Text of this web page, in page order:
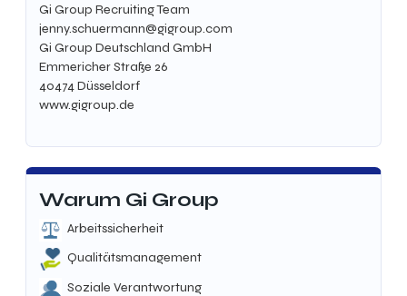
Gi Group Recruiting Team
jenny.schuermann@gigroup.com
Gi Group Deutschland GmbH
Emmericher Straße 26
40474 Düsseldorf
www.gigroup.de
Warum Gi Group
Arbeitssicherheit
Qualitätsmanagement
Soziale Verantwortung